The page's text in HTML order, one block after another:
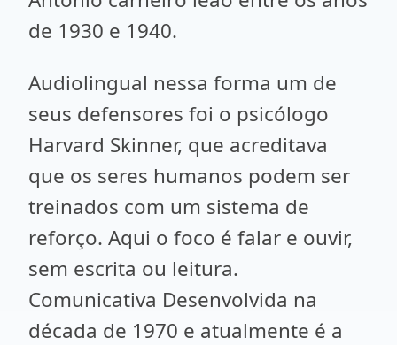
de 1930 e 1940.
Audiolingual nessa forma um de
seus defensores foi o psicólogo
Harvard Skinner, que acreditava
que os seres humanos podem ser
treinados com um sistema de
reforço. Aqui o foco é falar e ouvir,
sem escrita ou leitura.
Comunicativa Desenvolvida na
década de 1970 e atualmente é a